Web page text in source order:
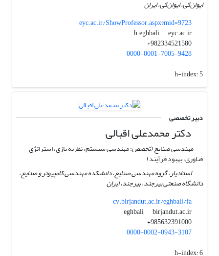
ایوان‌کی، ایوان‌کی، ایران
eyc.ac.ir/ShowProfessor.aspx?mid=9723
h.eghbali
eyc.ac.ir
982334521580+
0000-0001-7005-9428
h-index:5
دبیر تخصصی
دکتر محمدعلی اقبالی
مهندسی صنایع (تخصص: مهندسی سیستم‌، نظریه بازی، استراتژی
فناوری، بهبود فرآیند)
استادیار، گروه مهندسی صنایع، دانشکده مهندسی کامپیوتر و صنایع،
دانشگاه صنعتی بیرجند، بیرجند، ایران
cv.birjandut.ac.ir/eghbali/fa
eghbali
birjandut.ac.ir
985632391000+
0000-0002-0943-3107
h-index:6